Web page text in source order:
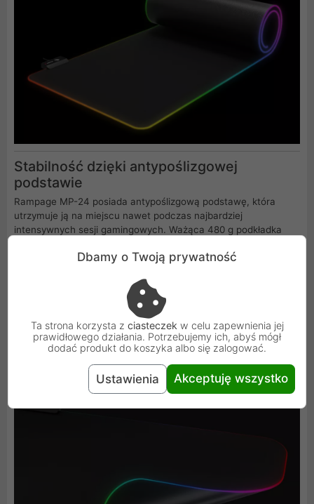
Stabilność dzięki antypoślizgowej
podstawie
Rampage MP-24 posiada antypoślizgową podstawę, która
utrzymuje ją na miejscu nawet podczas najbardziej
intensywnych sesji gamingowych. Ważąca 480 g podkładka
każdym ruchem. Możesz więc skupić się na grze bez obaw, że
Dbamy o Twoją prywatność
Ta strona korzysta z ciasteczek w celu zapewnienia jej
prawidłowego działania. Potrzebujemy ich, abyś mógł
dodać produkt do koszyka albo się zalogować.
Ustawienia Akceptuję wszystko